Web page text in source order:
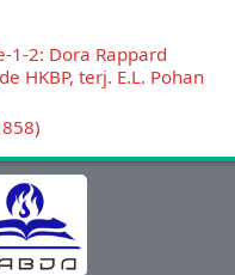
1-2: Dora Rappard
HKBP, terj. E.L. Pohan